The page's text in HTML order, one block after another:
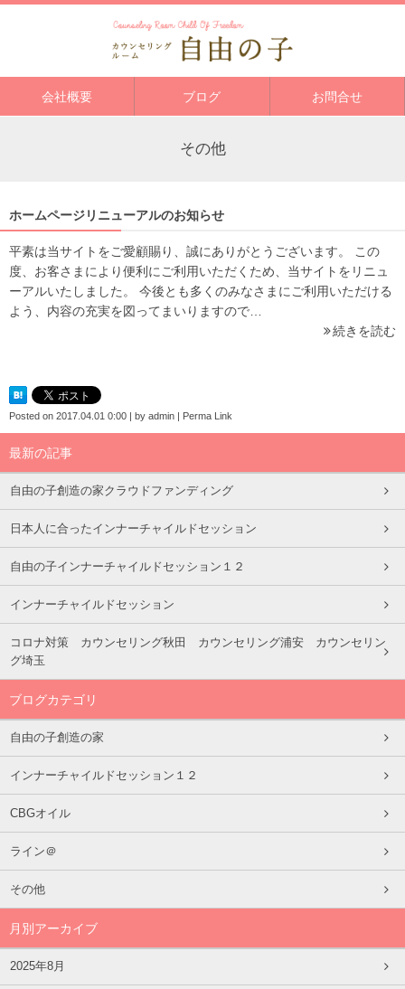
会社概要 ブログ お問合せ
その他
ホームページリニューアルのお知らせ
平素は当サイトをご愛顧賜り、誠にありがとうございます。 この
度、お客さまにより便利にご利用いただくため、当サイトをリニュ
ーアルいたしました。 今後とも多くのみなさまにご利用いただける
よう、内容の充実を図ってまいりますので…
続きを読む
Posted on 2017.04.01 0:00 | by admin | Perma Link
最新の記事
自由の子創造の家クラウドファンディング
日本人に合ったインナーチャイルドセッション
自由の子インナーチャイルドセッション１２
インナーチャイルドセッション
コロナ対策 カウンセリング秋田 カウンセリング浦安 カウンセリン
グ埼玉
ブログカテゴリ
自由の子創造の家
インナーチャイルドセッション１２
CBGオイル
ライン＠
その他
月別アーカイブ
2025年8月